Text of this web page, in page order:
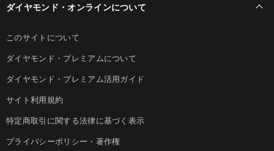
ダイヤモンド・オンラインについて
このサイトについて
ダイヤモンド・プレミアムについて
ダイヤモンド・プレミアム活用ガイド
サイト利用規約
特定商取引に関する法律に基づく表示
プライバシーポリシー・著作権